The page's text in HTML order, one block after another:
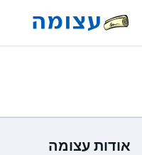
אודות עצומה